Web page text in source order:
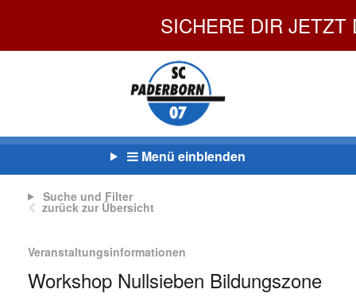
Menü einblenden
Suche und Filter
zurück zur Übersicht
Veranstaltungsinformationen
Workshop Nullsieben Bildungszone
SICHERE DIR JETZT